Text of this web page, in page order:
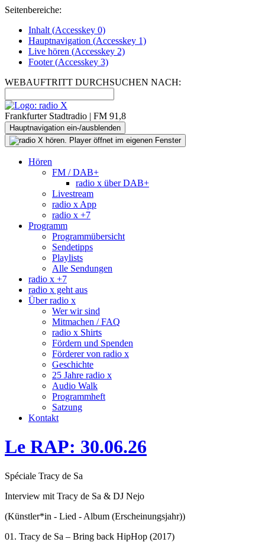
Seitenbereiche:
Inhalt (Accesskey 0)
Hauptnavigation (Accesskey 1)
Live hören (Accesskey 2)
Footer(Accesskey 3)
WEBAUFTRITT DURCHSUCHEN NACH:
Frankfurter Stadtradio | FM 91,8
Hauptnavigation ein-/ausblenden
Hören
FM / DAB+
radio x über DAB+
Livestream
radio x App
radio x +7
Programm
Programmübersicht
Sendetipps
Playlists
Alle Sendungen
radio x +7
radio x geht aus
Über radio x
Wer wir sind
Mitmachen / FAQ
radio x Shirts
Fördern und Spenden
Förderer von radio x
Geschichte
25 Jahre radio x
Audio Walk
Programmheft
Satzung
Kontakt
Le RAP: 30.06.26
Spéciale Tracy de Sa
Interview mit Tracy de Sa & DJ Nejo
(Künstler*in - Lied - Album (Erscheinungsjahr))
01. Tracy de Sa – Bring back HipHop (2017)